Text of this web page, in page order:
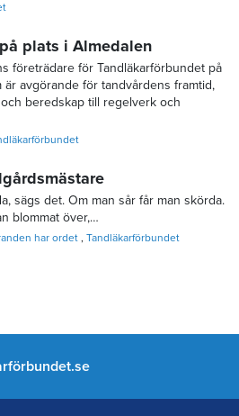
plats i Almedalen
företrädare för Tandläkarförbundet på
avgörande för tandvårdens framtid,
beredskap till regelverk och
sägs det. Om man sår får man skörda.
blommat över,…
har ordet Tandläkarförbundet